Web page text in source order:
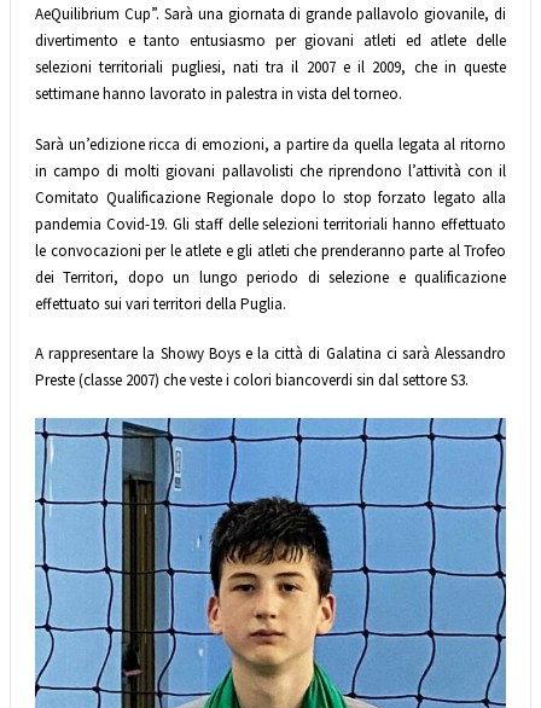
AeQuilibrium Cup”. Sarà una giornata di grande pallavolo giovanile, di
divertimento e tanto entusiasmo per giovani atleti ed atlete delle
selezioni territoriali pugliesi, nati tra il 2007 e il 2009, che in queste
settimane hanno lavorato in palestra in vista del torneo.
Sarà un’edizione ricca di emozioni, a partire da quella legata al ritorno
in campo di molti giovani pallavolisti che riprendono l’attività con il
Comitato Qualificazione Regionale dopo lo stop forzato legato alla
pandemia Covid-19. Gli staff delle selezioni territoriali hanno effettuato
le convocazioni per le atlete e gli atleti che prenderanno parte al Trofeo
dei Territori, dopo un lungo periodo di selezione e qualificazione
effettuato sui vari territori della Puglia.
A rappresentare la Showy Boys e la città di Galatina ci sarà Alessandro
Preste (classe 2007) che veste i colori biancoverdi sin dal settore S3.